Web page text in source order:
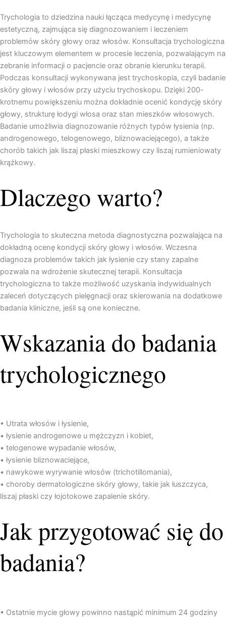
Trychologia to dziedzina nauki łącząca medycynę i medycynę
estetyczną, zajmująca się diagnozowaniem i leczeniem
problemów skóry głowy oraz włosów. Konsultacja trychologiczna
jest kluczowym elementem w procesie leczenia, pozwalającym na
zebranie informacji o pacjencie oraz obranie kierunku terapii.
Podczas konsultacji wykonywana jest trychoskopia, czyli badanie
skóry głowy i włosów przy użyciu trychoskopu. Dzięki 200-
krotnemu powiększeniu można dokładnie ocenić kondycję skóry
głowy, strukturę łodygi włosa oraz stan mieszków włosowych.
Badanie umożliwia diagnozowanie różnych typów łysienia (np.
androgenowego, telogenowego, bliznowaciejącego), a także
chorób takich jak liszaj płaski mieszkowy czy liszaj rumieniowaty
krążkowy.
Dlaczego warto?
Trychologia to skuteczna metoda diagnostyczna pozwalająca na
dokładną ocenę kondycji skóry głowy i włosów. Wczesna
diagnoza problemów takich jak łysienie czy stany zapalne
pozwala na wdrożenie skutecznej terapii. Konsultacja
trychologiczna to także możliwość uzyskania indywidualnych
zaleceń dotyczących pielęgnacji oraz skierowania na dodatkowe
badania kliniczne, jeśli są one konieczne.
Wskazania do badania
trychologicznego
• Utrata włosów i łysienie,
• łysienie androgenowe u mężczyzn i kobiet,
• telogenowe wypadanie włosów,
• łysienie bliznowaciejące,
• nawykowe wyrywanie włosów (trichotillomania),
• choroby dermatologiczne skóry głowy, takie jak łuszczyca,
liszaj płaski czy łojotokowe zapalenie skóry.
Jak przygotować się do
badania?
• Ostatnie mycie głowy powinno nastąpić minimum 24 godziny